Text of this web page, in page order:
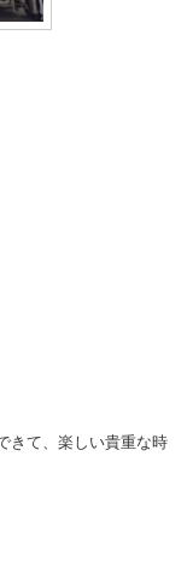
て、楽しい貴重な時